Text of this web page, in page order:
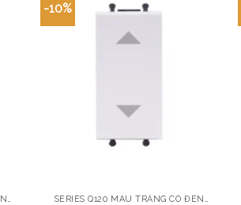
SERIES Q120 MÀU TRẮNG CÓ ĐÈN LED CHI TIẾT
-10%
SERIES Q120 MÀU TRẮNG CÓ ĐÈN LED CHI TIẾT